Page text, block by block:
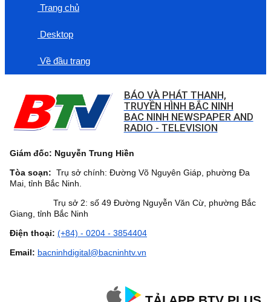
Trang chủ
Desktop
Về đầu trang
BÁO VÀ PHÁT THANH,
TRUYỀN HÌNH BẮC NINH
BAC NINH NEWSPAPER AND
RADIO - TELEVISION
Giám đốc: Nguyễn Trung Hiền
Tòa soạn: Trụ sở chính: Đường Võ Nguyên Giáp, phường Đa
Mai, tỉnh Bắc Ninh.
Trụ sở 2: số 49 Đường Nguyễn Văn Cừ, phường Bắc
Giang, tỉnh Bắc Ninh
Điện thoại: (+84) - 0204 - 3854404
Email: bacninhdigital@bacninhtv.vn